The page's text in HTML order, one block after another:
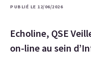
PUBLIÉ LE 12/06/2026
Echoline, QSE
on-line au sein